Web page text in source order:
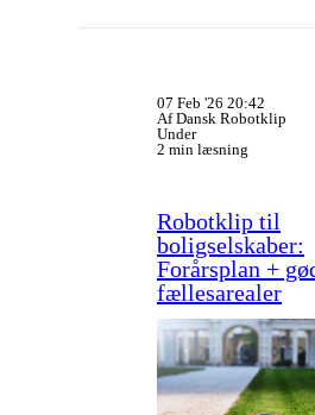
07 Feb '26 20:42
Af Dansk Robotklip
Under
2 min læsning
Robotklip til
boligselskaber:
Forårsplan +
fællesarealer